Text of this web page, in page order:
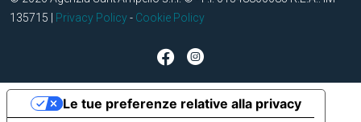
135715 |
Privacy Policy- Cookie Policy
Le tue preferenze relative alla privacy